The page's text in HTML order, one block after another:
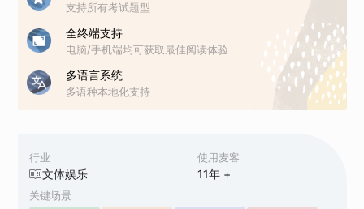
行业
文体娱乐
使用麦客
11年 +
关键场景
支持所有考试题型
全终端支持
电脑/手机端均可获取最佳阅读体验
多语言系统
多语种本地化支持